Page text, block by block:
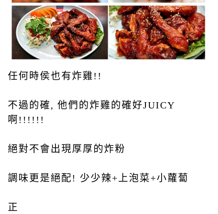
任何時侯也有炸雞!!
不過的確, 他們的炸雞的確好JUICY
啊!!!!!!
絕對不會出現厚厚的炸粉
調味更是絕配! 少少辣+上泡菜+小蘿蔔
正